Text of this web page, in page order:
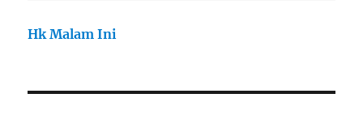
Hk Malam Ini